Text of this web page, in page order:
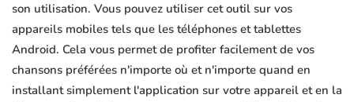
son utilisation. Vous pouvez utiliser cet outil sur vos
appareils mobiles tels que les téléphones et tablettes
Android. Cela vous permet de profiter facilement de vos
chansons préférées n'importe où et n'importe quand en
installant simplement l'application sur votre appareil et en la